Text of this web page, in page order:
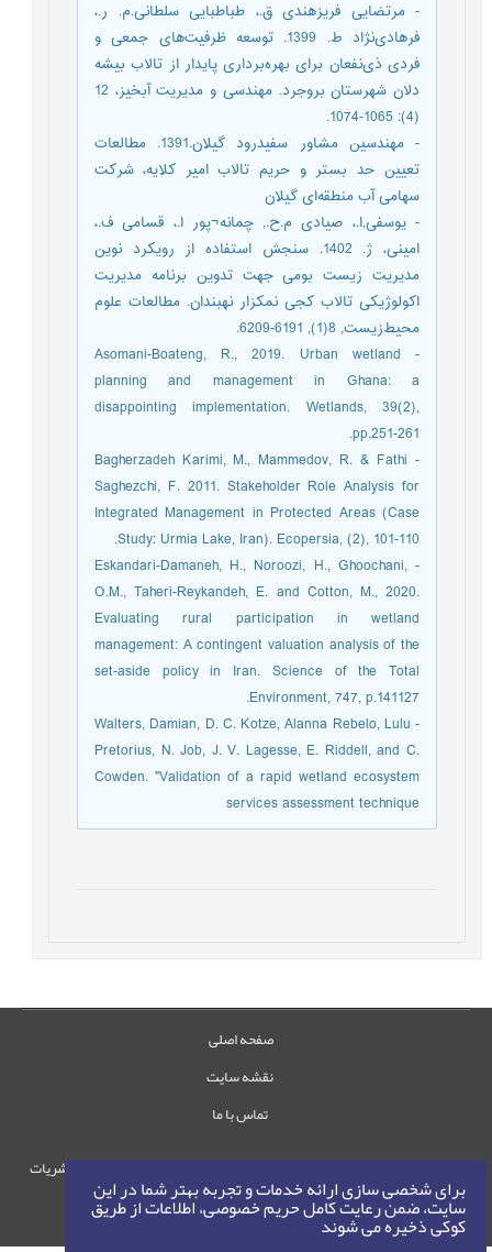
برای شخصی سازی ارائه خدمات و تجربه بهتر شما در این
سایت، ضمن رعایت کامل حریم خصوصی، اطلاعات از طریق
کوکی ذخیره می شوند
- مرتضایی فریزهندی ق.، طباطبایی سلطانی.م. ر.،
فرهادی‌نژاد ط. 1399. توسعه ظرفیت‌های جمعی و
فردی ذی‌نفعان برای بهره‌برداری پایدار از تالاب بیشه‏
دلان شهرستان بروجرد. مهندسی و مدیریت آبخیز، 12
- مهندسین مشاور سفیدرود گیلان.1391. مطالعات
تعیین حد بستر و حریم تالاب امیر کلایه، شرکت
سهامی آب منطقه‌ای گیلان
- یوسفی,ا.، صیادی م.ح., چمانه¬پور ا.، قسامی ف.،
امینی، ژ. 1402. سنجش استفاده از رویکرد نوین
مدیریت زیست بومی جهت تدوین برنامه مدیریت
اکولوژیکی تالاب کجی نمکزار نهبندان. مطالعات علوم
محیط‌زیست, 8(1), 6191-6209.‎
- Asomani-Boateng, R., 2019. Urban wetland
planning and management in Ghana: a
disappointing implementation. Wetlands, 39(2),
pp.251-261.
- Bagherzadeh Karimi, M., Mammedov, R. & Fathi
Saghezchi, F. 2011. Stakeholder Role Analysis for
Integrated Management in Protected Areas (Case
Study: Urmia Lake, Iran). Ecopersia, (2), 101-110.
- Eskandari-Damaneh, H., Noroozi, H., Ghoochani,
O.M., Taheri-Reykandeh, E. and Cotton, M., 2020.
Evaluating rural participation in wetland
management: A contingent valuation analysis of the
set-aside policy in Iran. Science of the Total
Environment, 747, p.141127.
- Walters, Damian, D. C. Kotze, Alanna Rebelo, Lulu
Pretorius, N. Job, J. V. Lagesse, E. Riddell, and C.
Cowden. "Validation of a rapid wetland ecosystem
services assessment technique
صفحه اصلی
نقشه سایت
تماس با ما
حقوق این وب‌سایت متعلق به سامانه مدیریت نشریات
رایمگ است.
حق نشر 1405-1396